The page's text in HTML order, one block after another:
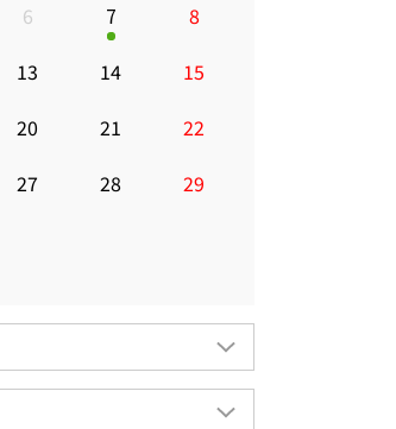
6 7
8
13 14
15
20 21
22
27 28
29